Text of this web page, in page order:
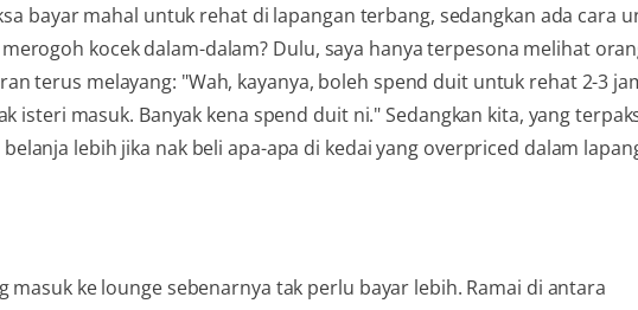
bayar mahal untuk rehat di lapangan terbang, sedangkan ada cara
kocek dalam-dalam? Dulu, saya hanya terpesona melihat
terus melayang: "Wah, kayanya, boleh spend duit untuk rehat 2-3
isteri masuk. Banyak kena spend duit ni." Sedangkan kita, yang
lebih jika nak beli apa-apa di kedai yang overpriced dalam
ke lounge sebenarnya tak perlu bayar lebih. Ramai di antara